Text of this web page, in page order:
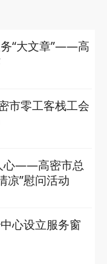
务“大文章”——高
市零工客栈工会
心——高密市总
凉”慰问活动
心设立服务窗